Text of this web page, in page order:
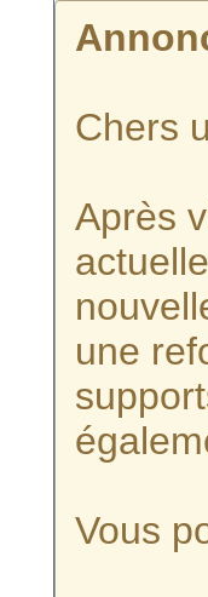
Chers
Après
une
Vous